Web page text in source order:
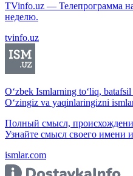
TVinfo.uz — Телепрограмма
неделю.
tvinfo.uz
O‘zbek Ismlarning to‘liq,
O‘zingiz va yaqinlaringizni
Полный смысл,
Узнайте смысл своего имени
ismlar.com